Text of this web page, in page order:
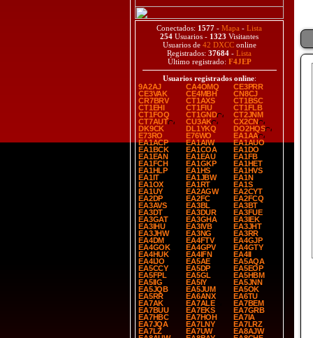
Conectados: 1577 - Mapa - Lista
254 Usuarios - 1323 Visitantes
Usuarios de 42 DXCConline
Registrados: 37684 - Lista
Último registrado: F4JEP
Usuarios registrados online:
9A2AJ
CA4OMQ
CE3PRR
CE3VAK
CE4MBH
CN8CJ
CR7BRV
CT1AXS
CT1BSC
CT1EHI
CT1FIU
CT1FLB
CT1FOQ
CT1GND
CT2JNM
CT7AUT
CU3AK
CX2CN
DK9CK
DL1YKQ
DO2HQS
E73RO
E76WO
EA1AA
EA1ACP
EA1AIW
EA1AUO
EA1BCK
EA1COA
EA1DO
EA1EAN
EA1EAU
EA1FB
EA1FCH
EA1GKP
EA1HET
EA1HLP
EA1HS
EA1HVS
EA1IT
EA1JBW
EA1N
EA1OX
EA1RT
EA1S
EA1UY
EA2AGW
EA2CYT
EA2DP
EA2FC
EA2FCQ
EA3AVS
EA3BL
EA3BT
EA3DT
EA3DUR
EA3FUE
EA3GAT
EA3GHA
EA3IEK
EA3IHU
EA3IVB
EA3JHT
EA3JHW
EA3NG
EA3RR
EA4DM
EA4FTV
EA4GJP
EA4GOK
EA4GPV
EA4GTY
EA4HUK
EA4IFN
EA4II
EA4IJO
EA5AE
EA5AQA
EA5CCY
EA5DP
EA5EOP
EA5FPL
EA5GL
EA5HBM
EA5IIG
EA5IY
EA5JNN
EA5JQB
EA5JUM
EA5OK
EA5RR
EA6ANX
EA6TU
EA7AK
EA7ALE
EA7BEM
EA7BUU
EA7EKS
EA7GRB
EA7HBC
EA7HOH
EA7IA
EA7JQA
EA7LNY
EA7LRZ
EA7LZ
EA7UW
EA8AJW